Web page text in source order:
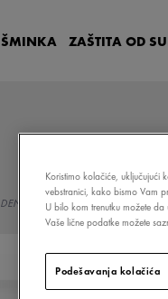
ŠMINKA ZAŠTITA OD
DENSI-SOLUTIONS REGENERATOR
Koristimo kolačiće, uključujući
vebstranici, kako bismo Vam
U bilo kom trenutku možete
Vaše lične podatke možete
Podešavanja kolačića